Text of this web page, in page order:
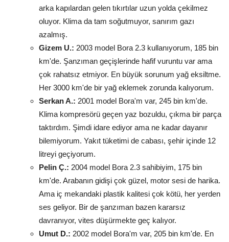
arka kapılardan gelen tıkırtılar uzun yolda çekilmez
oluyor. Klima da tam soğutmuyor, sanırım gazı
azalmış.
Gizem U.: 2003 model Bora 2.3 kullanıyorum, 185 bin
km'de. Şanzıman geçişlerinde hafif vuruntu var ama
çok rahatsız etmiyor. En büyük sorunum yağ eksiltme.
Her 3000 km'de bir yağ eklemek zorunda kalıyorum.
Serkan A.: 2001 model Bora'm var, 245 bin km'de.
Klima kompresörü geçen yaz bozuldu, çıkma bir parça
taktırdım. Şimdi idare ediyor ama ne kadar dayanır
bilemiyorum. Yakıt tüketimi de cabası, şehir içinde 12
litreyi geçiyorum.
Pelin Ç.: 2004 model Bora 2.3 sahibiyim, 175 bin
km'de. Arabanın gidişi çok güzel, motor sesi de harika.
Ama iç mekandaki plastik kalitesi çok kötü, her yerden
ses geliyor. Bir de şanzıman bazen kararsız
davranıyor, vites düşürmekte geç kalıyor.
Umut D.: 2002 model Bora'm var, 205 bin km'de. En